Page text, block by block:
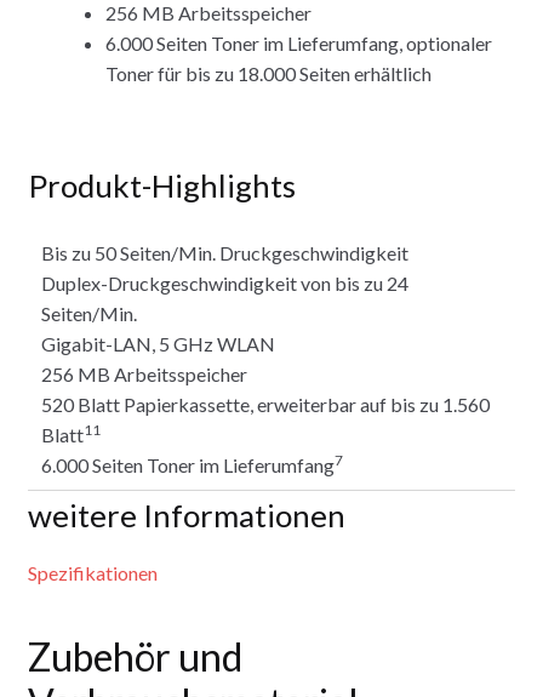
256 MB Arbeitsspeicher
6.000 Seiten Toner im Lieferumfang, optionaler
Toner für bis zu 18.000 Seiten erhältlich
Produkt-Highlights
Bis zu 50 Seiten/Min. Druckgeschwindigkeit
Duplex-Druckgeschwindigkeit von bis zu 24
Seiten/Min.
Gigabit-LAN, 5 GHz WLAN
256 MB Arbeitsspeicher
520 Blatt Papierkassette, erweiterbar auf bis zu 1.560
Blatt11
6.000 Seiten Toner im Lieferumfang7
weitere Informationen
Spezifikationen
Zubehör und